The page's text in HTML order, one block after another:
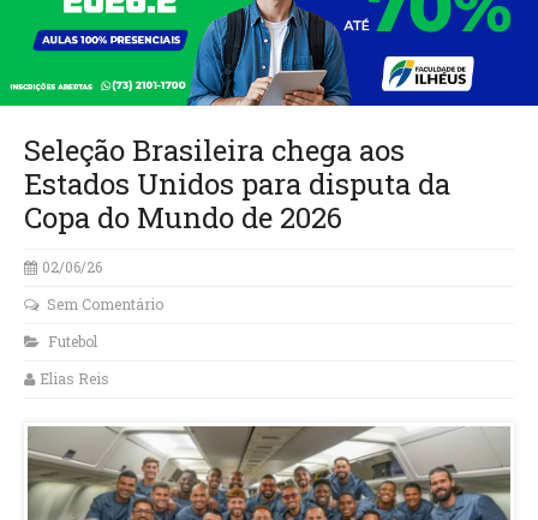
Seleção Brasileira chega aos
Estados Unidos para disputa da
Copa do Mundo de 2026
02/06/26
Sem Comentário
Futebol
Elias Reis